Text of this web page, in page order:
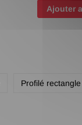
Ajouter
Profilé